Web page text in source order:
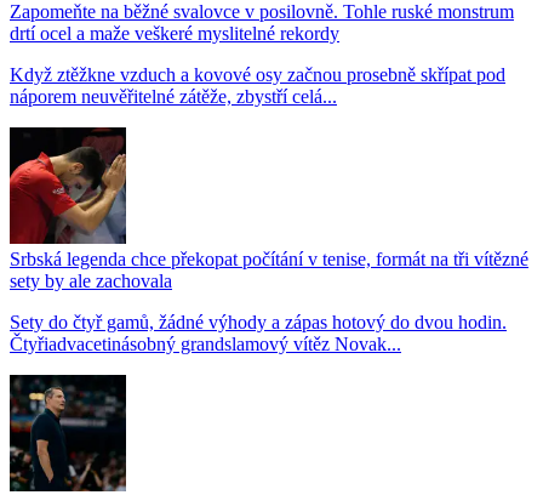
Zapomeňte na běžné svalovce v posilovně. Tohle ruské monstrum
drtí ocel a maže veškeré myslitelné rekordy
Když ztěžkne vzduch a kovové osy začnou prosebně skřípat pod
náporem neuvěřitelné zátěže, zbystří celá...
Srbská legenda chce překopat počítání v tenise, formát na tři vítězné
sety by ale zachovala
Sety do čtyř gamů, žádné výhody a zápas hotový do dvou hodin.
Čtyřiadvacetinásobný grandslamový vítěz Novak...